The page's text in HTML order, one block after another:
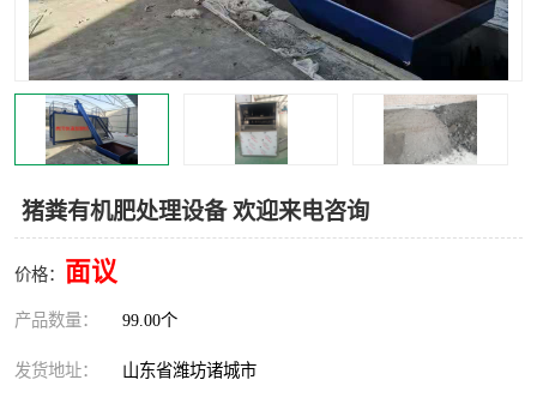
猪粪有机肥处理设备 欢迎来电咨询
价格： 面议
产品数量： 99.00个
发货地址： 山东省潍坊诸城市